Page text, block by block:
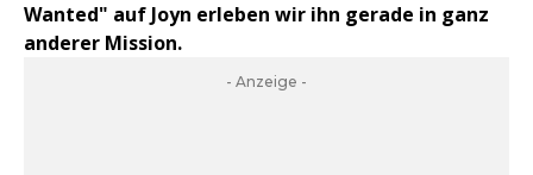
Wanted" auf Joyn erleben wir ihn gerade in ganz
anderer Mission.
- Anzeige -